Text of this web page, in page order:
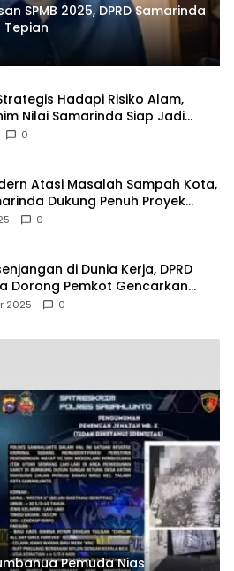
SPMB 2025, DPRD Samarinda
Tepian
Hadapi Risiko Alam,
Nilai Samarinda Siap Jadi
Bencana Kalimantan
0
Atasi Masalah Sampah Kota,
Dukung Penuh Proyek
0
di Dunia Kerja, DPRD
Dorong Pemkot Gencarkan
Perempuan
2025 0
Pemuda Nias